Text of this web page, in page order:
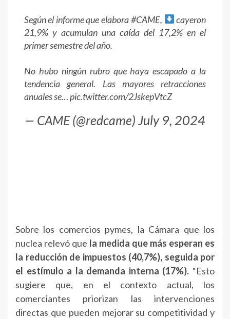
Según el informe que elabora#CAME,
cayeron
21,9% y acumulan una caída del 17,2% en el
primer semestre del año.
No hubo ningún rubro que haya escapado a la
tendencia general. Las mayores retracciones
anuales se…pic.twitter.com/2JskepVtcZ
— CAME (@redcame) July 9, 2024
Sobre los comercios pymes, la Cámara que los
nuclea relevó que la medida que más esperan es
la reducción de impuestos (40,7%), seguida por
el estímulo a la demanda interna (17%). “Esto
sugiere que, en el contexto actual, los
comerciantes priorizan las intervenciones
directas que pueden mejorar su competitividad y